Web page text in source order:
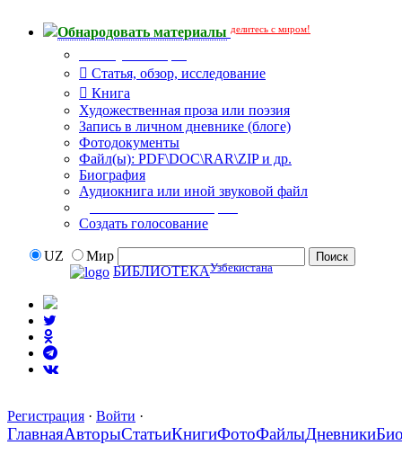
Обнародовать материалы делитесь с миром!
Статья, обзор, исследование
Книга
Художественная проза или поэзия
Запись в личном дневнике (блоге)
Фотодокументы
Файл(ы): PDF\DOC\RAR\ZIP и др.
Биография
Аудиокнига или иной звуковой файл
Создать голосование
UZ
Мир
БИБЛИОТЕКАУзбекистана
Регистрация · Войти ·
ГлавнаяАвторыСтатьиКнигиФотоФайлыДневники